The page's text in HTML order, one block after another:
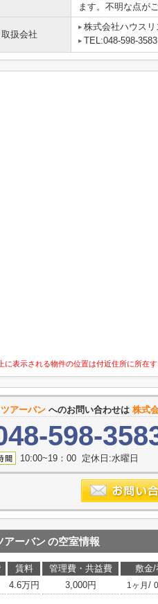
ます。不明な点が
取扱会社
株式会社ハウスリ
TEL:048-598-3583
に表示される物件の位置は付近住所に所在
アーバン へのお問い合わせは 株式
598-
10:00~19：00 定休日:水曜日
アーバンの空室情報
賃料 管理費・共益費 敷金/
4.6万円 3,000円 1ヶ月 /